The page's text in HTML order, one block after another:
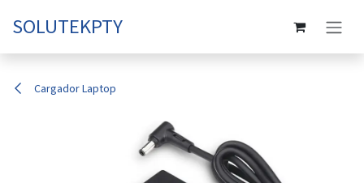
SOLUTEKPTY
Cargador Laptop